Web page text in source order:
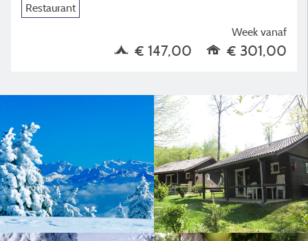
Restaurant
Week vanaf
€ 147,00 € 301,00